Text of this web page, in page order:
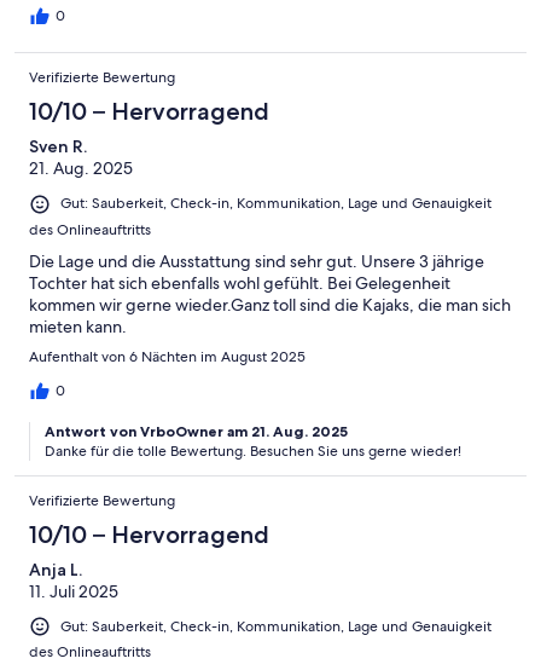
0
Verifizierte Bewertung
10/10 – Hervorragend
Sven R.
21. Aug. 2025
Gut: Sauberkeit, Check-in, Kommunikation, Lage und Genauigkeit
des Onlineauftritts
Die Lage und die Ausstattung sind sehr gut. Unsere 3 jährige
Tochter hat sich ebenfalls wohl gefühlt. Bei Gelegenheit
kommen wir gerne wieder.Ganz toll sind die Kajaks, die man sich
mieten kann.
Aufenthalt von 6 Nächten im August 2025
0
Antwort von VrboOwner am 21. Aug. 2025
Danke für die tolle Bewertung. Besuchen Sie uns gerne wieder!
Verifizierte Bewertung
10/10 – Hervorragend
Anja L.
11. Juli 2025
Gut: Sauberkeit, Check-in, Kommunikation, Lage und Genauigkeit
des Onlineauftritts